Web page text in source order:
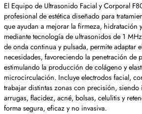
El Equipo de Ultrasonido Facial y Corporal
profesional de estética diseñado para
que ayudan a mejorar la firmeza, hidratación
mediante tecnología de ultrasonidos de 1
de onda continua y pulsada, permite adaptar
necesidades, favoreciendo la penetración de
estimulando la producción de colágeno y
microcirculación. Incluye electrodos facial,
trabajar distintas zonas con precisión, siendo
arrugas, flacidez, acné, bolsas, celulitis y
forma segura, eficaz y no invasiva.